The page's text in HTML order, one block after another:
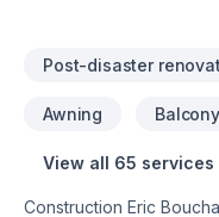
Post-disaster
Awning
View all 65 services
Construction Eric